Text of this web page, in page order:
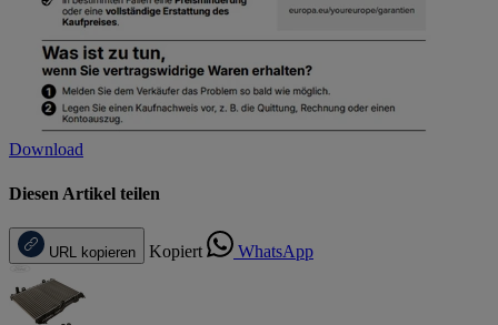
Download
Diesen Artikel teilen
URL kopieren Kopiert WhatsApp